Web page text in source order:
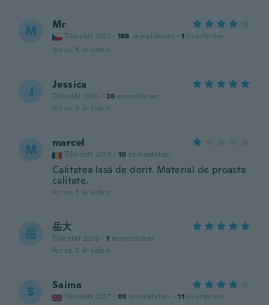
M Mr
Tilmeldt 2021 · 188 anmeldelser · 1 overførsler
for ca. 5 år siden
J Jessica
Tilmeldt 2015 · 26 anmeldelser
for ca. 5 år siden
M marcel
Tilmeldt 2019 · 10 anmeldelser
Calitatea lasă de dorit. Material de proasta
calitate.
for ca. 5 år siden
岳 岳大
Tilmeldt 2019 · 1 anmeldelser
for ca. 5 år siden
S Saima
Tilmeldt 2017 · 89 anmeldelser · 11 overførsler